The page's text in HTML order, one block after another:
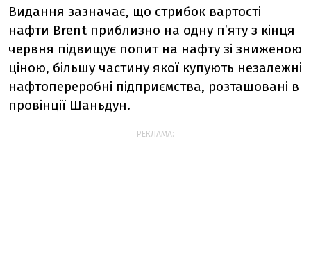
Видання зазначає, що стрибок вартості
нафти Brent приблизно на одну п’яту з кінця
червня підвищує попит на нафту зі зниженою
ціною, більшу частину якої купують незалежні
нафтопереробні підприємства, розташовані в
провінції Шаньдун.
РЕКЛАМА: